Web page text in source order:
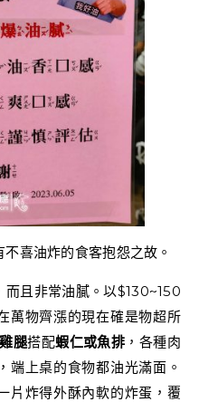
喜油炸的食客抱怨之故。
而且非常油膩。以$130~150
萬物齊漲的現在確是物超所
腿搭配蝦仁或魚排 ，各種肉
端上桌的食物都油光滿面。
片炸得外酥內軟的炸蛋，覆